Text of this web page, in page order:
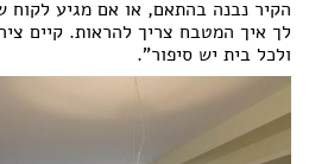
הקיר נבנה בהתאם, או אם מגיע
לך איך המטבח צריך להראות. קיים
ולכל בית יש סיפור".